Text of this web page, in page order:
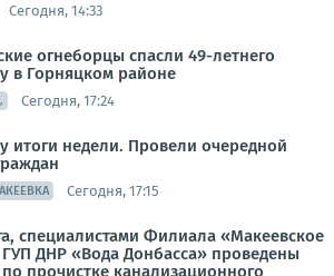
Сегодня, 14:33
огнеборцы спасли 49-летнего
в Горняцком районе
Сегодня, 17:24
итоги недели. Провели очередной
Сегодня, 17:15
специалистами Филиала «Макеевское
ДНР «Вода Донбасса» проведены
прочистке канализационного